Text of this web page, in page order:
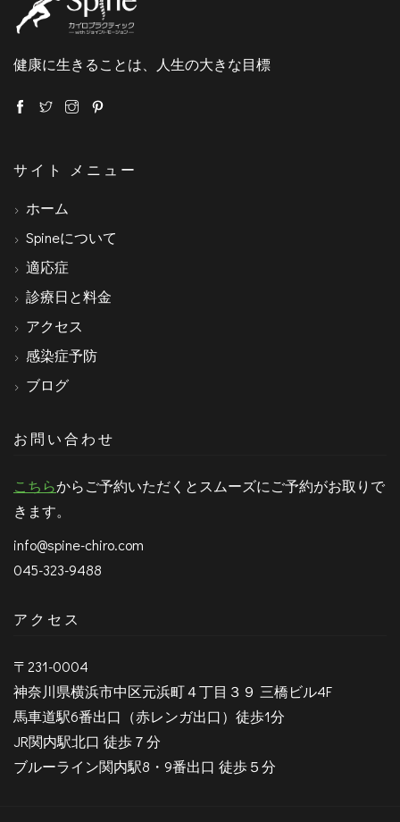
健康に生きることは、人生の大きな目標
サイト メニュー
ホーム
Spineについて
適応症
診療日と料金
アクセス
感染症予防
ブログ
お問い合わせ
こちらからご予約いただくとスムーズにご予約がお取りで
きます。
info@spine-chiro.com
045-323-9488
アクセス
〒231-0004
神奈川県横浜市中区元浜町４丁目３９ 三橋ビル4F
馬車道駅6番出口（赤レンガ出口）徒歩1分
JR関内駅北口 徒歩７分
ブルーライン関内駅8・9番出口 徒歩５分